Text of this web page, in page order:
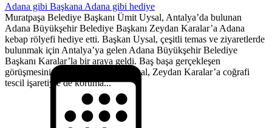
Adana gibi Başkana Adana gibi hediye
Muratpaşa Belediye Başkanı Ümit Uysal, Antalya’da bulunan
Adana Büyükşehir Belediye Başkanı Zeydan Karalar’a Adana
kebap rölyefi hediye etti. Başkan Uysal, çeşitli temas ve ziyaretlerde
bulunmak için Antalya’ya gelen Adana Büyükşehir Belediye
Başkanı Karalar’la bir araya geldi. Baş başa gerçekleşen
görüşmesinin ardından Başkan Uysal, Zeydan Karalar’a coğrafi
tescil işaretiyle de koruma...